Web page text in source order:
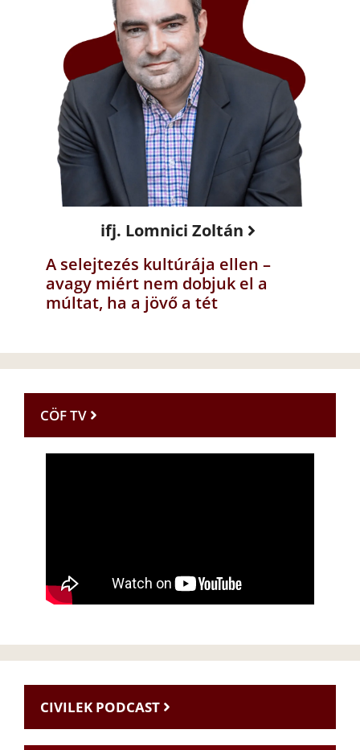
ifj. Lomnici Zoltán
A selejtezés kultúrája ellen –
avagy miért nem dobjuk el a
múltat, ha a jövő a tét
CÖF TV
CIVILEK PODCAST